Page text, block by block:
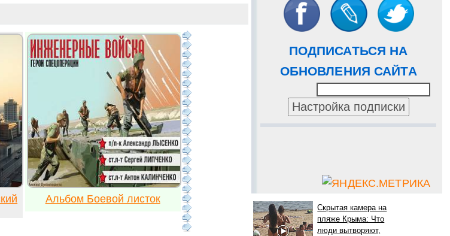
ПОДПИСАТЬСЯ НА
ОБНОВЛЕНИЯ САЙТА
Скрытая камера на
пляже Крыма: Что
люди вытворяют,
Альбом Боевой листок